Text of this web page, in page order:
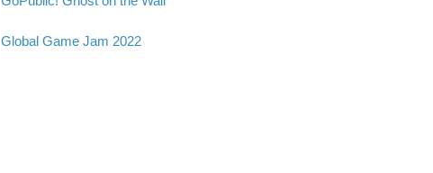
Global Game Jam 2022